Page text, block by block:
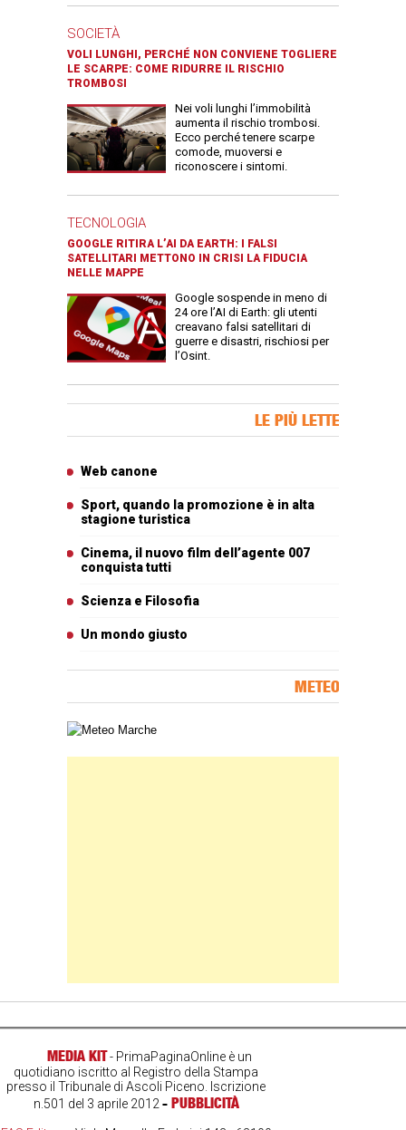
SOCIETÀ
VOLI LUNGHI, PERCHÉ NON CONVIENE TOGLIERE
LE SCARPE: COME RIDURRE IL RISCHIO
TROMBOSI
Nei voli lunghi l’immobilità
aumenta il rischio trombosi.
Ecco perché tenere scarpe
comode, muoversi e
riconoscere i sintomi.
TECNOLOGIA
GOOGLE RITIRA L’AI DA EARTH: I FALSI
SATELLITARI METTONO IN CRISI LA FIDUCIA
NELLE MAPPE
Google sospende in meno di
24 ore l’AI di Earth: gli utenti
creavano falsi satellitari di
guerre e disastri, rischiosi per
l’Osint.
LE PIÙ LETTE
Web canone
Sport, quando la promozione è in alta
stagione turistica
Cinema, il nuovo film dell’agente 007
conquista tutti
Scienza e Filosofia
Un mondo giusto
METEO
Carta meteorologica delle Marche
MEDIA KIT- PrimaPaginaOnline è un
quotidiano iscritto al Registro della Stampa
presso il Tribunale di Ascoli Piceno. Iscrizione
n.501 del 3 aprile 2012- PUBBLICITÀ